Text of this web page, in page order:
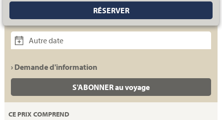
RÉSERVER
Autre date
› Demande d'information
S'ABONNER au voyage
CE PRIX COMPREND